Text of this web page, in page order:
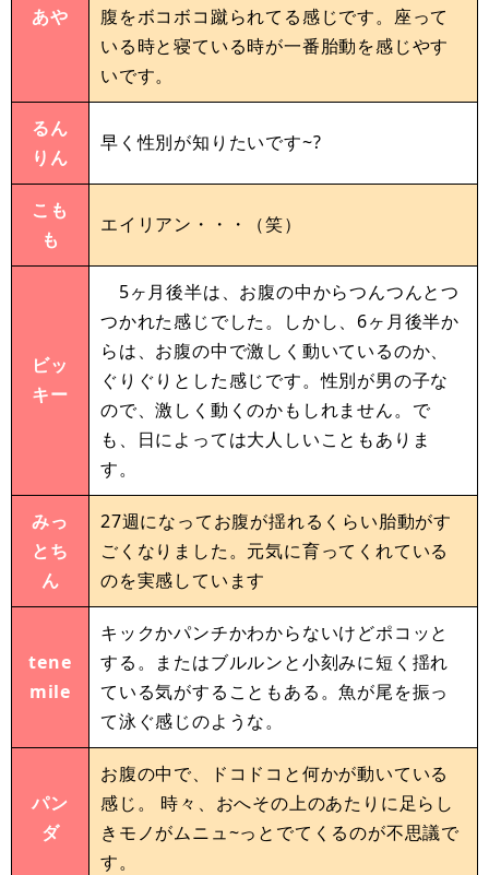
あや
腹をボコボコ蹴られてる感じです。座って
いる時と寝ている時が一番胎動を感じやす
いです。
るん
りん
早く性別が知りたいです~?
こも
も
エイリアン・・・（笑）
ビッ
キー
5ヶ月後半は、お腹の中からつんつんとつ
つかれた感じでした。しかし、6ヶ月後半か
らは、お腹の中で激しく動いているのか、
ぐりぐりとした感じです。性別が男の子な
ので、激しく動くのかもしれません。で
も、日によっては大人しいこともありま
す。
みっ
とち
ん
27週になってお腹が揺れるくらい胎動がす
ごくなりました。元気に育ってくれている
のを実感しています
tene
mile
キックかパンチかわからないけどポコッと
する。またはブルルンと小刻みに短く揺れ
ている気がすることもある。魚が尾を振っ
て泳ぐ感じのような。
パン
ダ
お腹の中で、ドコドコと何かが動いている
感じ。 時々、おへその上のあたりに足らし
きモノがムニュ~っとでてくるのが不思議で
す。